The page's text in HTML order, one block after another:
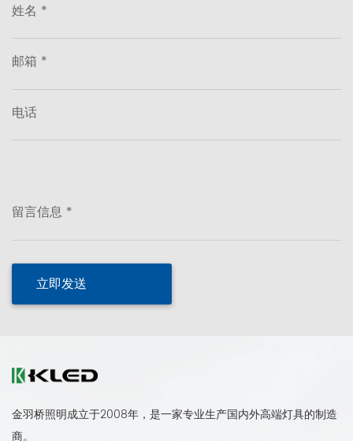
姓名 *
邮箱 *
电话
留言信息 *
金羽桥照明成立于2008年，是一家专业生产国内外高端灯具的制造
商。